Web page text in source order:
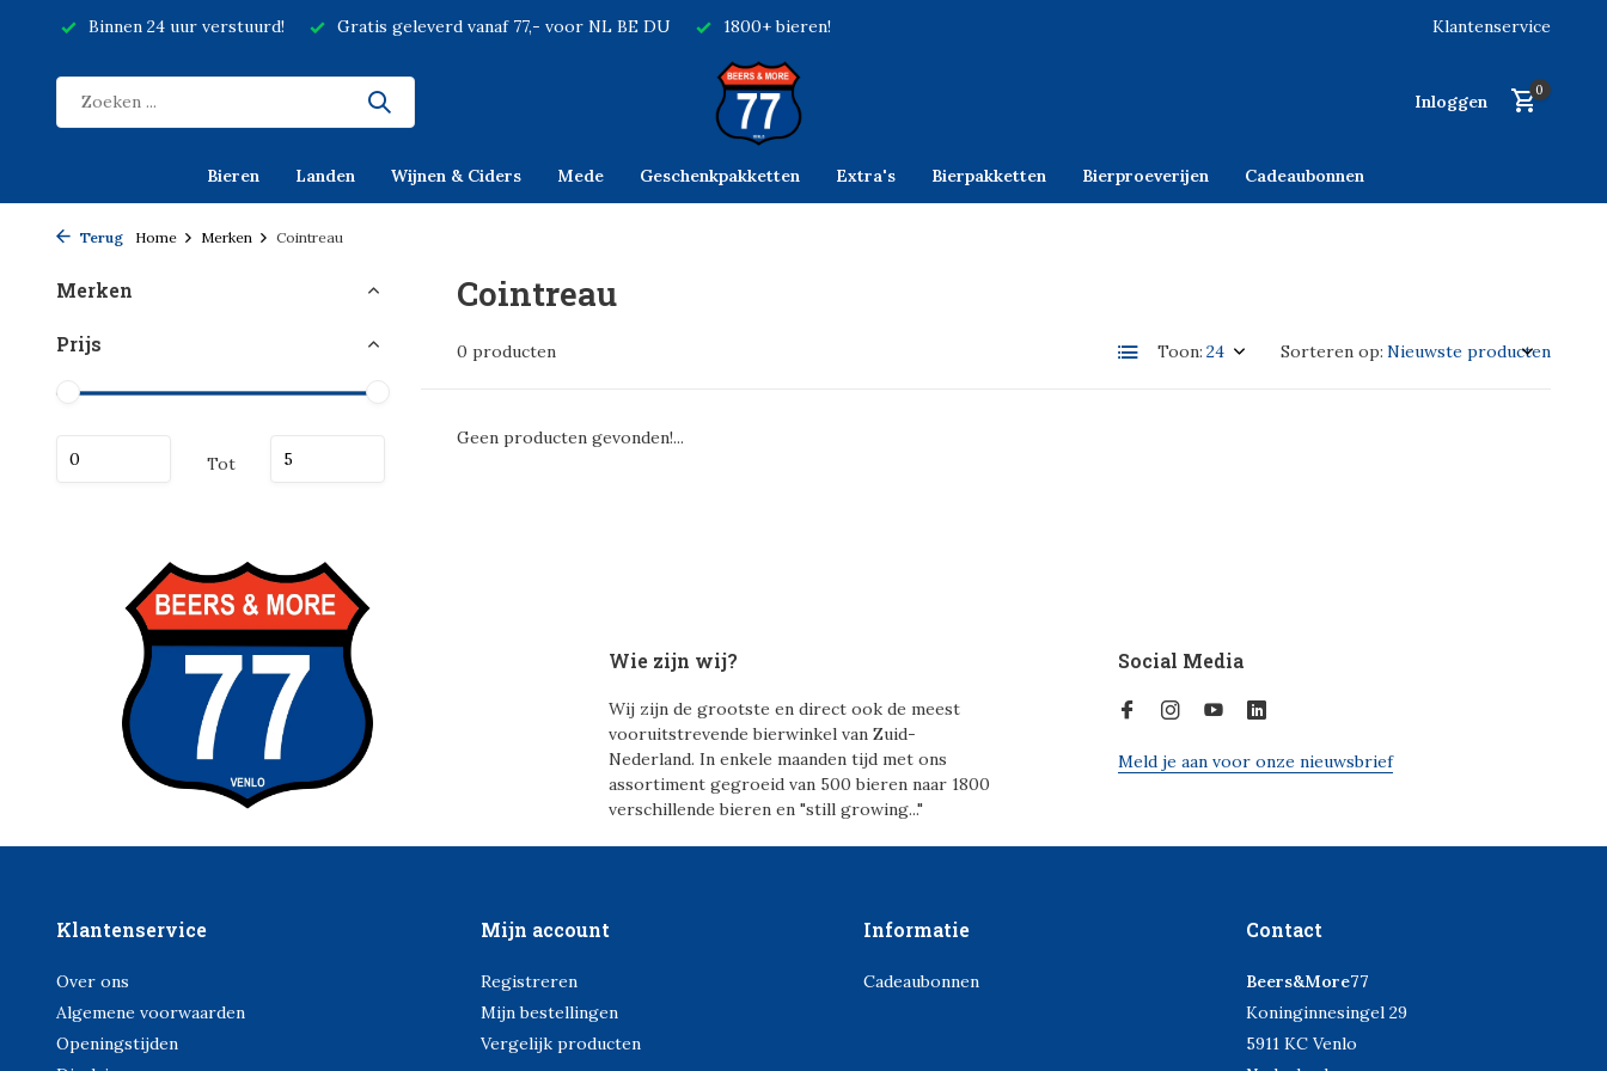
Binnen 24 uur verstuurd! Gratis geleverd vanaf 77,- voor NL BE DU 1800+ bieren! Klantenservice
Inloggen
0
Bieren Landen Wijnen & Ciders Mede Geschenkpakketten Extra's Bierpakketten Bierproeverijen Cadeaubonnen
Terug Home Merken Cointreau
Merken
Prijs
Tot
Cointreau
0 producten Toon: Sorteren op:
Geen producten gevonden!...
Wie zijn wij?
Wij zijn de grootste en direct ook de meest
vooruitstrevende bierwinkel van Zuid-
Nederland. In enkele maanden tijd met ons
assortiment gegroeid van 500 bieren naar 1800
verschillende bieren en "still growing..."
Social Media
Meld je aan voor onze nieuwsbrief
Klantenservice
Over ons
Algemene voorwaarden
Openingstijden
Mijn account
Registreren
Mijn bestellingen
Vergelijk producten
Informatie
Cadeaubonnen
Contact
Beers&More77
Koninginnesingel 29
5911 KC Venlo